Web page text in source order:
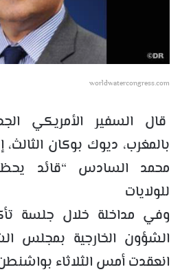
worldwatercongress.com
قال السفير الأمريكي
بالمغرب، ديوك بوكان
محمد السادس “قائد
للولايات
وفي مداخلة خلال جلسة
الشؤون الخارجية بمجلس
انعقدت أمس الثلاثاء